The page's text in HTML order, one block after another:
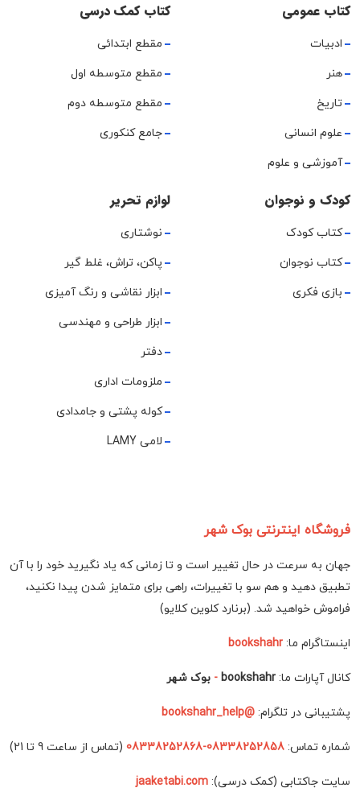
کتاب عمومی
ادبیات
هنر
تاریخ
علوم انسانی
آموزشی و علوم
کتاب کمک درسی
مقطع ابتدائی
مقطع متوسطه اول
مقطع متوسطه دوم
جامع کنکوری
کودک و نوجوان
کتاب کودک
کتاب نوجوان
بازی فکری
لوازم تحریر
نوشتاری
پاکن، تراش، غلط گیر
ابزار نقاشی و رنگ آمیزی
ابزار طراحی و مهندسی
دفتر
ملزومات اداری
کوله پشتی و جامدادی
لامی LAMY
فروشگاه اینترنتی بوک شهر
جهان به سرعت در حال تغییر است و تا زمانی که یاد نگیرید خود را با آن
تطبیق دهید و هم سو با تغییرات، راهی برای متمایز شدن پیدا نکنید،
فراموش خواهید شد. (برنارد کلوین کلایو)
اینستاگرام ما: bookshahr
کانال آپارات ما: bookshahr
- بوک شهر
پشتیبانی در تلگرام: @bookshahr_help
شماره تماس: 08338252858-08338252868 (تماس از ساعت 9 تا 21)
سایت جاکتابی (کمک درسی): jaaketabi.com